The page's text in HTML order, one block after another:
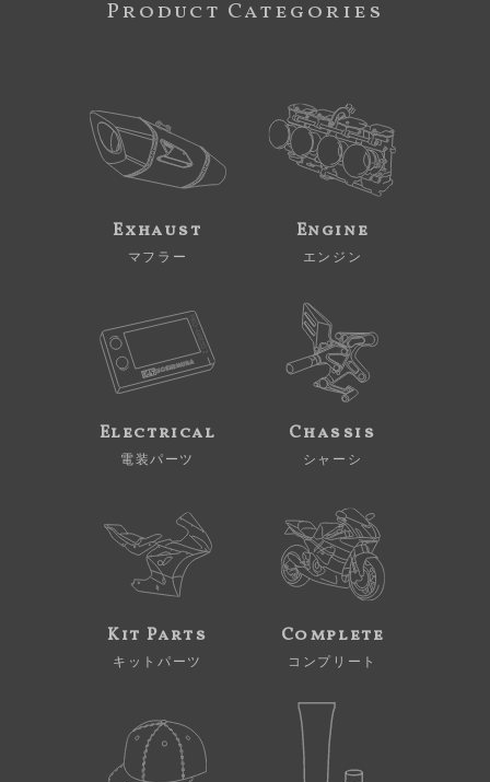
Product Categories
Exhaust
マフラー
Engine
エンジン
Electrical
電装パーツ
Chassis
シャーシ
Kit Parts
キットパーツ
Complete
コンプリート